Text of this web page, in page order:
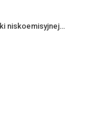
niskoemisyjnej…